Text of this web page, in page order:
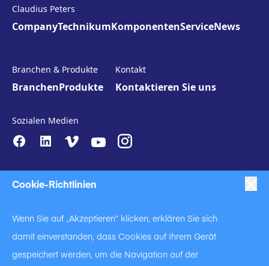
Cookie-Richtlinien
Wenn Sie auf „Akzeptieren“ klicken, erklären Sie sich
damit einverstanden, dass Cookies auf Ihrem Gerät
gespeichert werden, um die Navigation auf der
Claudius Peters
CompanyTechnikumKomponentenServiceNews
Branchen & Produkte
BranchenProdukte
Kontakt
Kontaktieren Sie uns
Sozialen Medien
Anti-Slavery Impressum Datenschutzerklärung